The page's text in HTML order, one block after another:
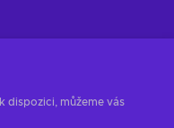
dispozici, můžeme vás